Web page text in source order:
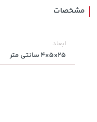
169,900 تومان
مشخصات
ابعاد
25×5×4 سانتی متر